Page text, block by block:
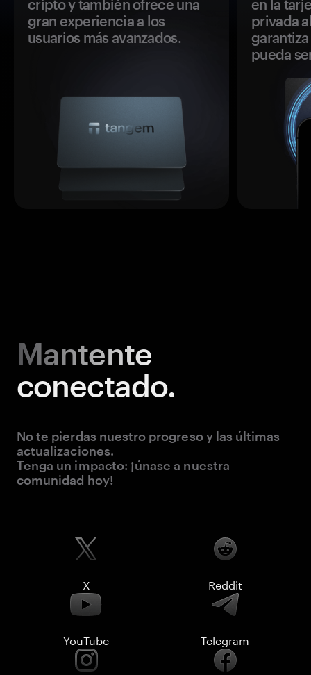
cripto y también ofrece una
gran experiencia a los
usuarios más avanzados.
en la
privada
pueda
Mantente
conectado.
No te pierdas nuestro progreso y las últimas
actualizaciones.
Tenga un impacto: ¡únase a nuestra
comunidad hoy!
X Reddit
YouTube Telegram